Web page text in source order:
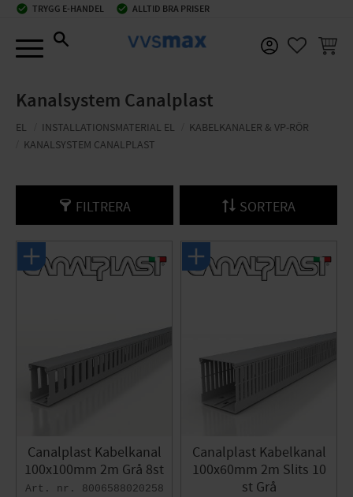
check_circle TRYGG E-HANDEL check_circle ALLTID BRA PRISER
Kanalsystem Canalplast
EL INSTALLATIONSMATERIAL EL
KABELKANALER & VP-RÖR
KANALSYSTEM CANALPLAST
FILTRERA SORTERA
Canalplast Kabelkanal
100x100mm 2m Grå 8st
8006588020258
Canalplast Kabelkanal
100x60mm 2m Slits 10
st Grå